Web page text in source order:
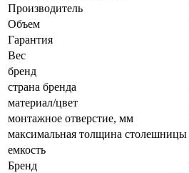
Производитель
Объем
Гарантия
Вес
бренд
страна бренда
материал/цвет
монтажное отверстие, мм
максимальная толщина столешницы
емкость
Бренд